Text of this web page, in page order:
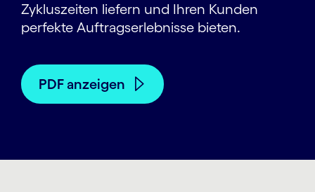
Zykluszeiten liefern und Ihren Kunden
perfekte Auftragserlebnisse bieten.
PDF anzeigen